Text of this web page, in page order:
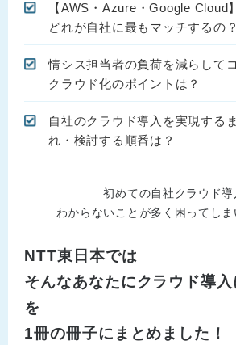
【AWS・Azure・Google Cloud】
どれが自社に最もマッチするの？
情シス担当者の負荷を減らして
クラウド化のポイントは？
自社のクラウド導入を実現する
れ・検討する順番は？
初めての自社クラウド導
わからないことが多く困ってしま
NTT東日本では
そんなあなたにクラウド導
を
1冊の冊子にまとめました！